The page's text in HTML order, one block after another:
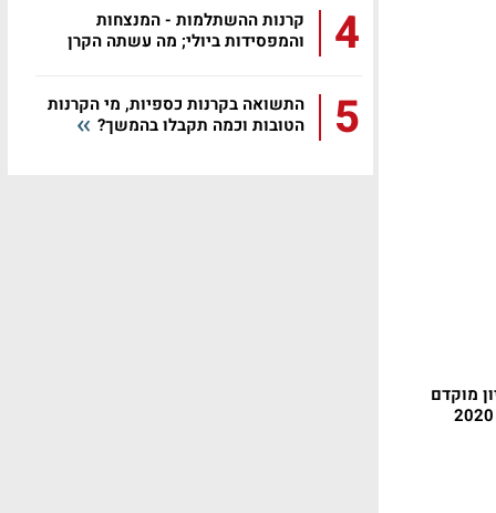
מוקדם
4
קרנות ההשתלמות - המנצחות
והמפסידות ביולי; מה עשתה הקרן
5
התשואה בקרנות כספיות, מי הקרנות
הטובות וכמה תקבלו בהמשך?